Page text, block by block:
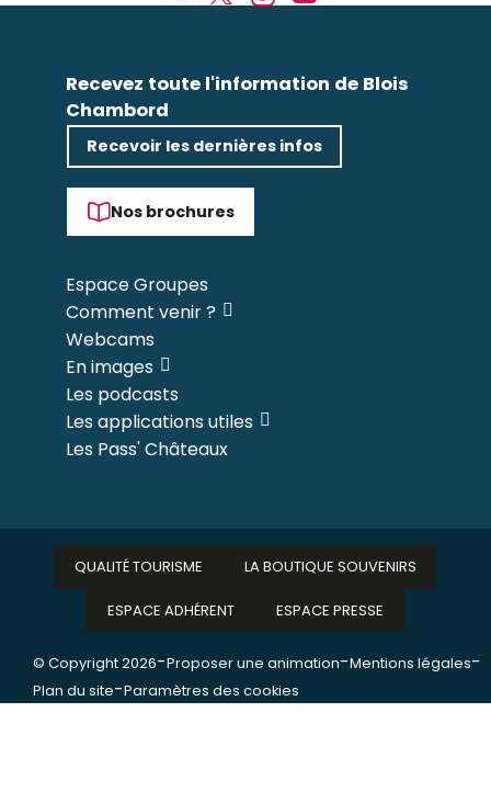
Recevez toute l'information de Blois
Chambord
Recevoir les dernières infos
Nos brochures
Espace Groupes
Comment venir ?
Webcams
En images
Les podcasts
Les applications utiles
Les Pass' Châteaux
© Copyright 2026-Proposer une animation-Mentions légales-
Plan du site-Paramètres des cookies
QUALITÉ TOURISME LA BOUTIQUE SOUVENIRS
ESPACE ADHÉRENT ESPACE PRESSE